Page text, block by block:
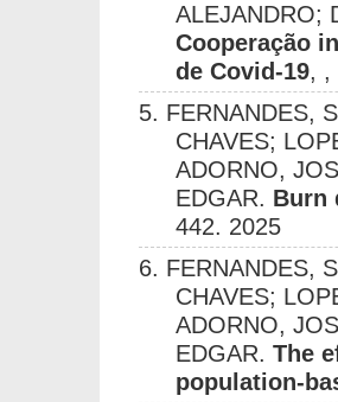
ALEJANDRO;
Cooperação
de Covid-19, ,
5. FERNANDES,
CHAVES;
ADORNO,
EDGAR. Burn
442. 2025
6. FERNANDES,
CHAVES;
ADORNO,
EDGAR.The
population-